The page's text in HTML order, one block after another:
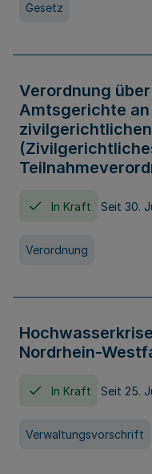
Gesetz
Verordnung
Amtsgerichte an
In Kraft Seit 30.
Verordnung
Nordrhein-
In Kraft Seit 25.
Verwaltungsvorschrift